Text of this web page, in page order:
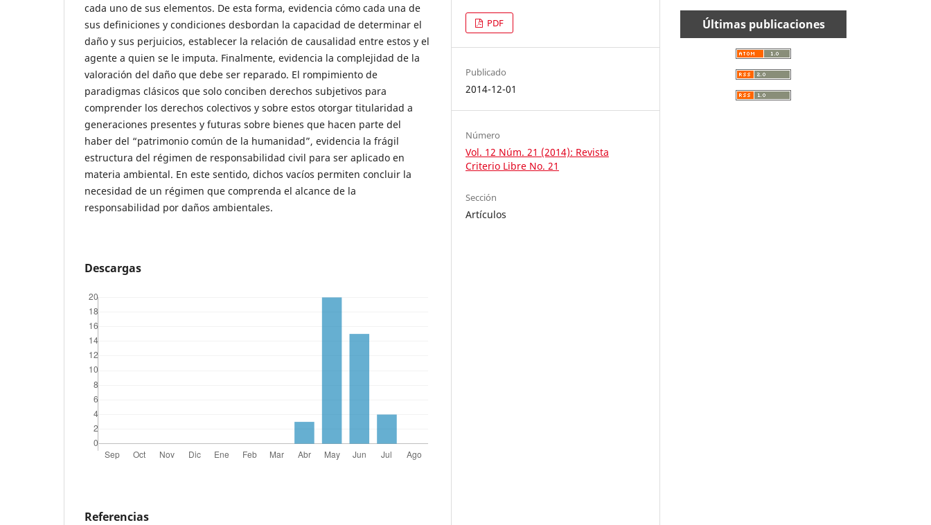
cada uno de sus elementos. De esta forma, evidencia cómo cada una de
sus definiciones y condiciones desbordan la capacidad de determinar el
daño y sus perjuicios, establecer la relación de causalidad entre estos y el
agente a quien se le imputa. Finalmente, evidencia la complejidad de la
valoración del daño que debe ser reparado. El rompimiento de
paradigmas clásicos que solo conciben derechos subjetivos para
comprender los derechos colectivos y sobre estos otorgar titularidad a
generaciones presentes y futuras sobre bienes que hacen parte del
haber del “patrimonio común de la humanidad”, evidencia la frágil
estructura del régimen de responsabilidad civil para ser aplicado en
materia ambiental. En este sentido, dichos vacíos permiten concluir la
necesidad de un régimen que comprenda el alcance de la
responsabilidad por daños ambientales.
Descargas
Referencias
PDF
Publicado
2014-12-01
Número
Vol. 12 Núm. 21 (2014): Revista
Criterio Libre No. 21
Sección
Artículos
Últimas publicaciones